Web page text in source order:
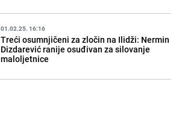
01.02.25. 16:16
Treći osumnjičeni za zločin na Ilidži: Nermin
Dizdarević ranije osuđivan za silovanje
maloljetnice